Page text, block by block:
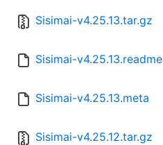
Sisimai-v4.25.13.tar.gz
Sisimai-v4.25.13.readme
Sisimai-v4.25.13.meta
Sisimai-v4.25.12.tar.gz